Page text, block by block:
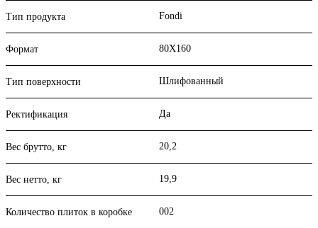
Тип продукта Fondi
Формат 80X160
Тип поверхности Шлифованный
Ректификация Да
Вес брутто, кг 20,2
Вес нетто, кг 19,9
Количество плиток в коробке 002